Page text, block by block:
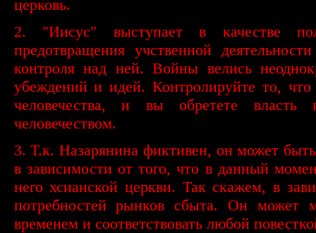
церковь.
2. "Иисус" выступает в качестве
предотвращения учственной
контроля над ней. Войны велись
убеждений и идей. Контролируйте то, что
человечества, и вы обретете власть
человечеством.
3. Т.к. Назарянина фиктивен, он может
в зависимости от того, что в данный
него хсианской церкви. Так скажем, в
потребностей рынков сбыта. Он может
временем и соответствовать любой